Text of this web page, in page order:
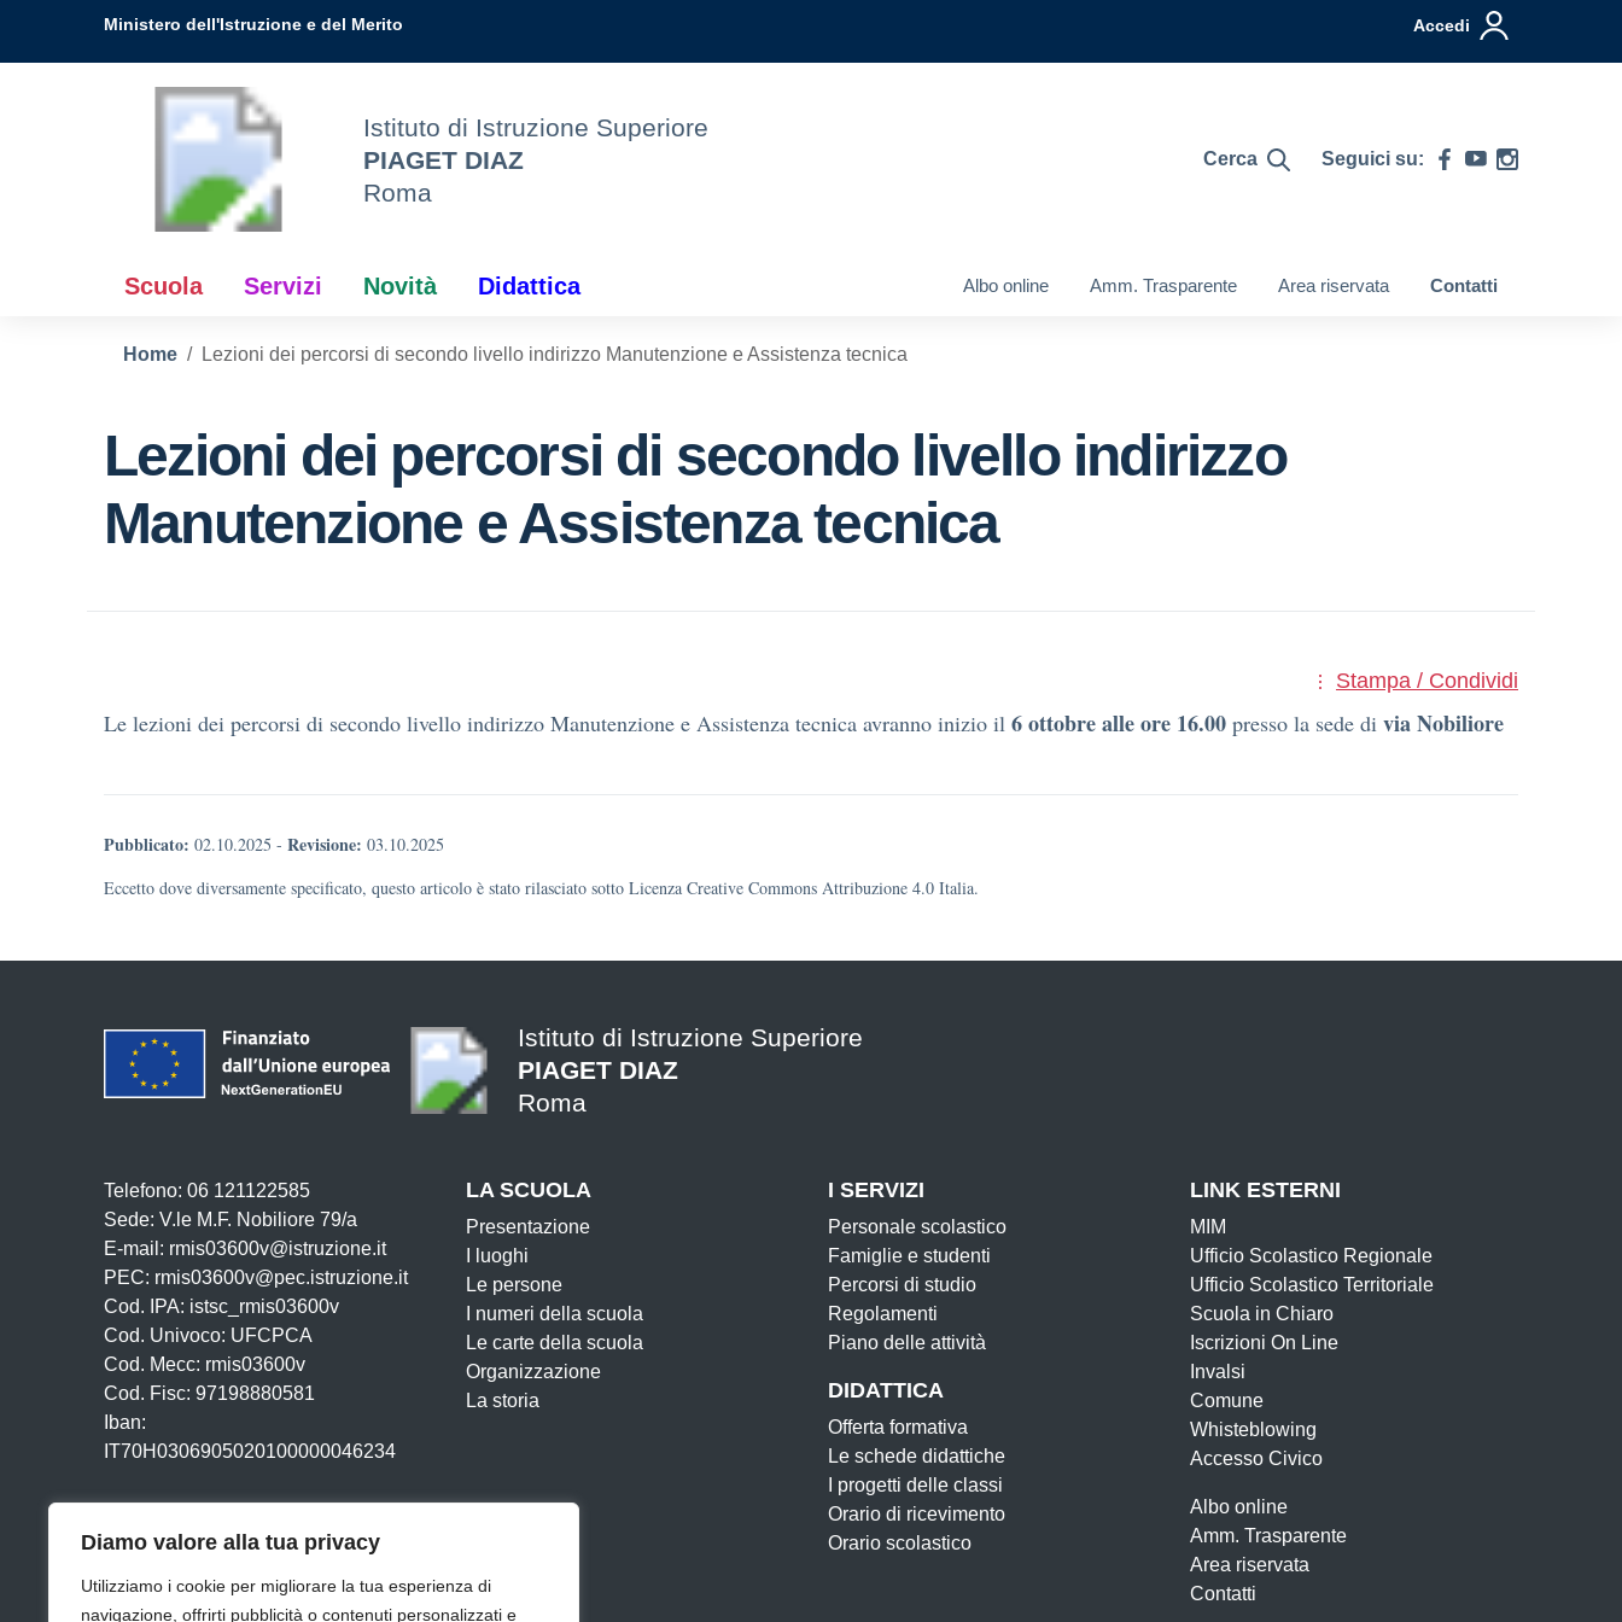
Diamo valore alla tua privacy
Utilizziamo i cookie per migliorare la tua esperienza di
navigazione, offrirti pubblicità o contenuti personalizzati e
Ministero dell'Istruzione e del Merito Accedi
Istituto di Istruzione Superiore
PIAGET DIAZ
Roma
Cerca Seguici su:
Scuola Servizi Novità Didattica Albo online Amm. Trasparente Area riservata Contatti
Home Lezioni dei percorsi di secondo livello indirizzo Manutenzione e Assistenza tecnica
Lezioni dei percorsi di secondo livello indirizzo
Manutenzione e Assistenza tecnica
Stampa / Condividi
Le lezioni dei percorsi di secondo livello indirizzo Manutenzione e Assistenza tecnica avranno inizio il 6 ottobre alle ore 16.00 presso la sede di via Nobiliore
Pubblicato: 02.10.2025 - Revisione: 03.10.2025
Eccetto dove diversamente specificato, questo articolo è stato rilasciato sotto Licenza Creative Commons Attribuzione 4.0 Italia.
Istituto di Istruzione Superiore
PIAGET DIAZ
Roma
Telefono: 06 121122585
Sede: V.le M.F. Nobiliore 79/a
E-mail: rmis03600v@istruzione.it
PEC: rmis03600v@pec.istruzione.it
Cod. IPA: istsc_rmis03600v
Cod. Univoco: UFCPCA
Cod. Mecc: rmis03600v
Cod. Fisc: 97198880581
Iban:
IT70H0306905020100000046234
LA SCUOLA
Presentazione
I luoghi
Le persone
I numeri della scuola
Le carte della scuola
Organizzazione
La storia
I SERVIZI
Personale scolastico
Famiglie e studenti
Percorsi di studio
Regolamenti
Piano delle attività
DIDATTICA
Offerta formativa
Le schede didattiche
I progetti delle classi
Orario di ricevimento
Orario scolastico
LINK ESTERNI
MIM
Ufficio Scolastico Regionale
Ufficio Scolastico Territoriale
Scuola in Chiaro
Iscrizioni On Line
Invalsi
Comune
Whisteblowing
Accesso Civico
Albo online
Amm. Trasparente
Area riservata
Contatti